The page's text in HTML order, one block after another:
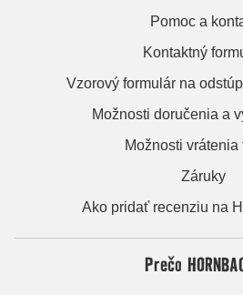
Pomoc a
Kontaktný
Vzorový formulár na
Možnosti doručenia a
Možnosti vrátenia
Záruky
Ako pridať recenziu na
Prečo